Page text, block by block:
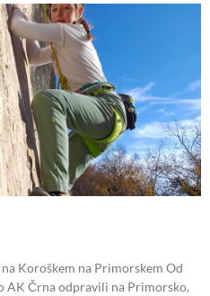
Koroškem na Primorskem Od
AK Črna odpravili na Primorsko,